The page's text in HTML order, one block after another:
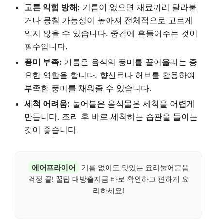
고른 익힘 방해: 기름이 없으면 재료끼리 달라붙
거나 뭉칠 가능성이 높아져 전체적으로 고르게
익지 않을 수 있습니다. 중간에 흔들어주는 것이
필수입니다.
풍미 부족: 기름은 음식의 풍미를 끌어올리는 중
요한 역할을 합니다. 향신료나 허브를 활용하여
부족한 풍미를 채워줄 수 있습니다.
세척 어려움: 눌어붙은 음식물은 세척을 어렵게
만듭니다. 조리 후 바로 세척하는 습관을 들이는
것이 좋습니다.
에어프라이어
기름 없이도 맛있는 요리눌어붙음
걱정 끝! 꿀팁 대방출지금 바로 확인하고 편하게 요
리하세요!